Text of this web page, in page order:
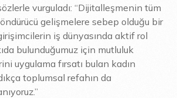
vurguladı: “Dijitalleşmenin tüm
gelişmelere sebep olduğu bir
iş dünyasında aktif rol
bulunduğumuz için mutluluk
uygulama fırsatı bulan kadın
toplumsal refahın da